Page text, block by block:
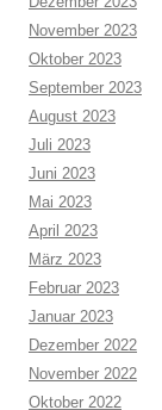
November 2023
Oktober 2023
September 2023
August 2023
Juli 2023
Juni 2023
Mai 2023
April 2023
März 2023
Februar 2023
Januar 2023
Dezember 2022
November 2022
Oktober 2022